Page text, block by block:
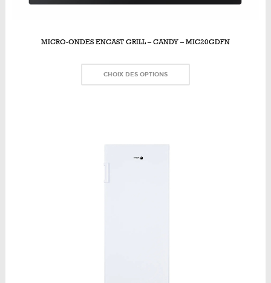
MICRO-ONDES ENCAST GRILL – CANDY – MIC20GDFN
CHOIX DES OPTIONS